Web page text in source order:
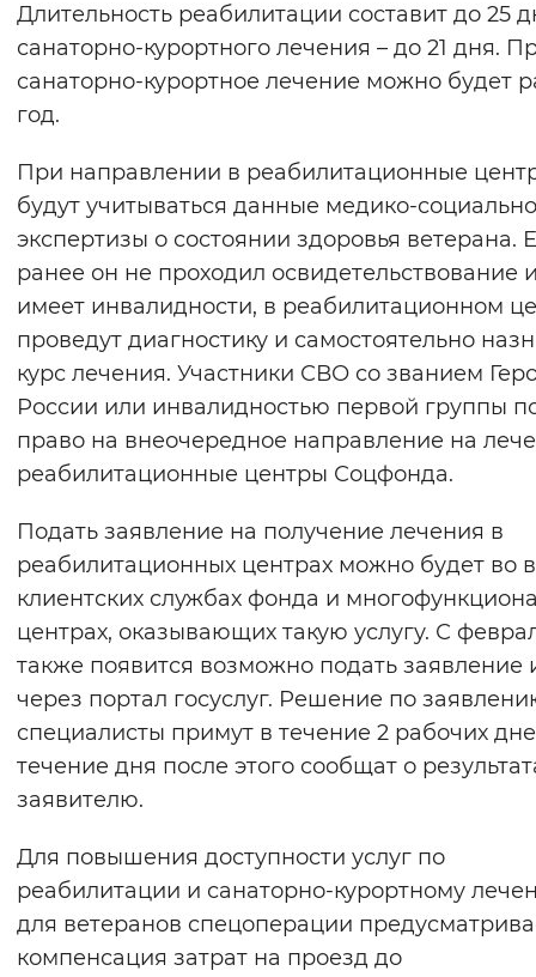
Включены Выключены
Звуковой ассистент
Вернуть стандартные настройки
Длительность реабилитации составит до 25
санаторно-курортного лечения – до 21 дня.
санаторно-курортное лечение можно будет
год.
При направлении в реабилитационные
будут учитываться данные медико-
экспертизы о состоянии здоровья ветерана.
ранее он не проходил освидетельствование
имеет инвалидности, в реабилитационном
проведут диагностику и самостоятельно
курс лечения. Участники СВО со званием
России или инвалидностью первой группы
право на внеочередное направление на
реабилитационные центры Соцфонда.
Подать заявление на получение лечения в
реабилитационных центрах можно будет во
клиентских службах фонда и
центрах, оказывающих такую услугу. С
также появится возможно подать заявление
через портал госуслуг. Решение по
специалисты примут в течение 2 рабочих
течение дня после этого сообщат о
заявителю.
Для повышения доступности услуг по
реабилитации и санаторно-курортному
для ветеранов спецоперации
компенсация затрат на проезд до